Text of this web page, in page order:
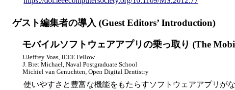
ゲスト編集者の導入 (Guest Editors’ Introduction)
モバイルソフトウェアアプリの乗っ取り (The
UJeffrey Voas, IEEE Fellow
J. Bret Michael, Naval Postgraduate School
Michiel van Genuchten, Open Digital Dentistry
使いやすさと豊富な機能をもたらすソフトウェアアプリが